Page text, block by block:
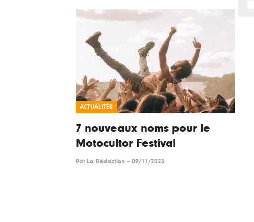
ACTUALITÉS
7 nouveaux noms pour le
Motocultor Festival
Par La Rédaction -- 09/11/2023